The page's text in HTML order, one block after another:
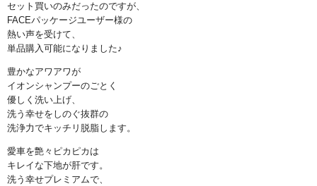
セット買いのみだったのですが、
FACEパッケージユーザー様の
熱い声を受けて、
単品購入可能になりました♪
豊かなアワアワが
イオンシャンプーのごとく
優しく洗い上げ、
洗う幸せをしのぐ抜群の
洗浄力でキッチリ脱脂します。
愛車を艶々ピカピカは
キレイな下地が肝です。
洗う幸せプレミアムで、